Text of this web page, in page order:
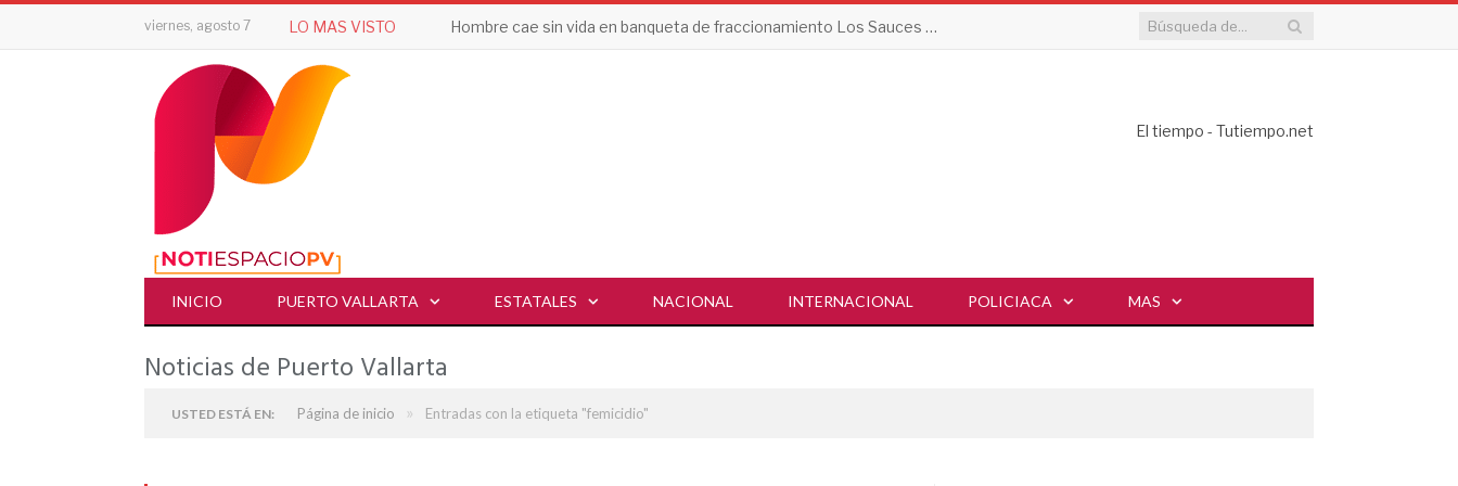
viernes, agosto 7 LO MAS VISTO Hombre cae sin vida en banqueta de fraccionamiento Los Sauces en Vallarta
El tiempo - Tutiempo.net
INICIO PUERTO VALLARTA ESTATALES NACIONAL INTERNACIONAL POLICIACA MAS
Noticias de Puerto Vallarta
USTED ESTÁ EN: Página de inicio » Entradas con la etiqueta "femicidio"